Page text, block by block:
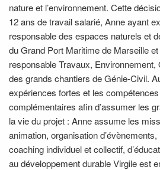
nature et l’environnement. Cette
12 ans de travail salarié, Anne ayant
responsable des espaces naturels et
du Grand Port Maritime de Marseille
responsable Travaux,
des grands chantiers de Génie-Civil.
expériences fortes et les
complémentaires afin d’assumer les
la vie du projet : Anne assume les
animation, organisation
coaching individuel et collectif,
au développement durable Virgile est